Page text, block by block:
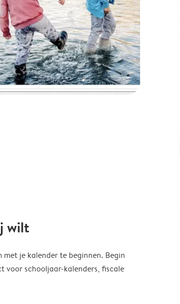
wilt
je kalender te beginnen. Begin
voor schooljaar-kalenders, fiscale